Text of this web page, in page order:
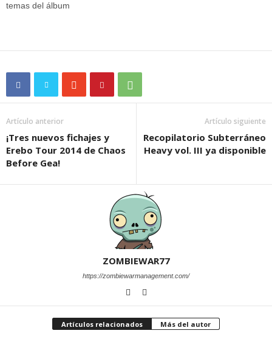
temas del álbum
Artículo anterior
¡Tres nuevos fichajes y
Erebo Tour 2014 de Chaos
Before Gea!
Artículo siguiente
Recopilatorio Subterráneo
Heavy vol. III ya disponible
ZOMBIEWAR77
https://zombiewarmanagement.com/
Artículos relacionados Más del autor